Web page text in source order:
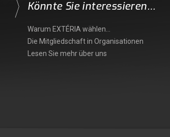
Könnte Sie interessieren…
Warum EXTÉRIA wählen…
Die Mitgliedschaft in Organisationen
Lesen Sie mehr über uns